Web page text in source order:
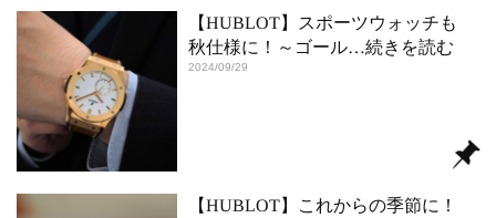
【HUBLOT】スポーツウォッチも
秋仕様に！～ゴール…続きを読む
2024/09/29
【HUBLOT】これからの季節に！